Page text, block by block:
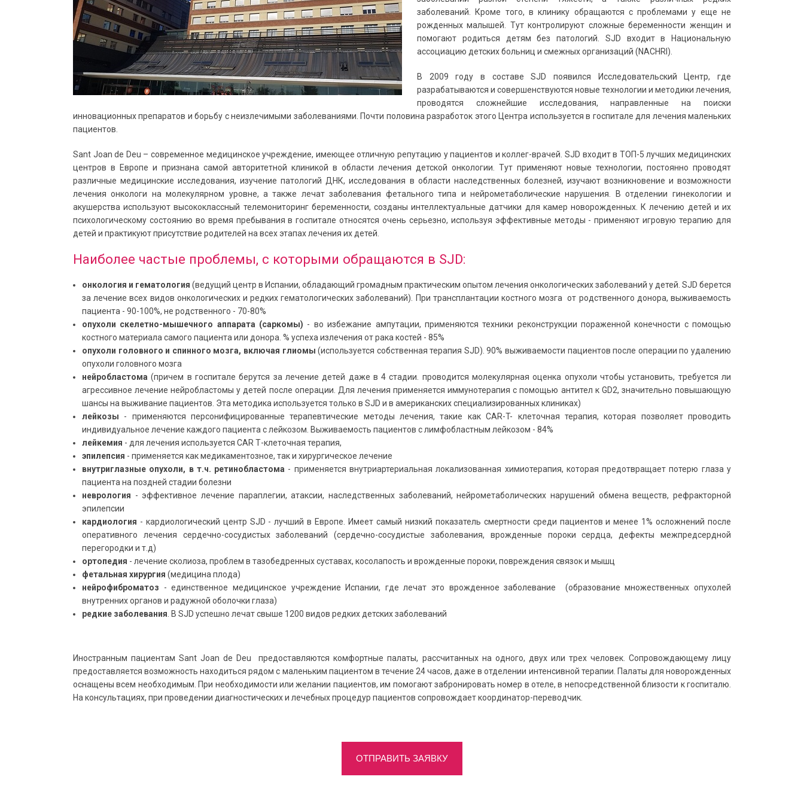
заболеваний. Кроме того, в клинику обращаются с проблемами у еще не
рожденных малышей. Тут контролируют сложные беременности женщин и
помогают родиться детям без патологий. SJD входит в Национальную
ассоциацию детских больниц и смежных организаций (NACHRI).
В 2009 году в составеSJD появился Исследовательский Центр, где
разрабатываются и совершенствуются новые технологии и методики лечения,
проводятся сложнейшие исследования, направленные на поиски
инновационныхпрепаратов и борьбу снеизлечимыми заболеваниями. Почти половина разработок этого Центра используется в госпитале для лечения маленьких
пациентов.
Sant Joan de Deu – современное медицинское учреждение, имеющее отличную репутацию у пациентов и коллег-врачей.SJD входит в ТОП-5 лучших медицинских
центров в Европе и признана самой авторитетной клиникой в области лечения детской онкологии . Тут применяют новые технологии, постоянно проводят
различные медицинские исследования, изучение патологий ДНК, исследования в области наследственных болезней, изучают возникновение ивозможности
лечения онкологи на молекулярном уровне, а также лечат заболевания фетального типа и нейрометаболические нарушения.
В отделении гинекологии и
акушерстваиспользуют высококлассный телемониторинг беременности,созданы интеллектуальные датчики для камер новорожденных . К лечению детей и их
психологическому состоянию во время пребывания в госпитале относятсяочень серьезно, используя эффективные методы - применяют игровую терапию для
детей и практикуют присутствие родителей на всех этапах лечения их детей.
Наиболее частые проблемы, с которыми обращаются в SJD:
онкология и гематология (ведущий центр в Испании, обладающий громадным практическим опытом лечения онкологических заболеваний у детей. SJD берется
за лечение всех видов онкологических и редких гематологических заболеваний). При трансплантации костного мозга от родственного донора, выживаемость
пациента - 90-100%, не родственного - 70-80%
опухоли скелетно-мышечного аппарата (саркомы) - во избежание ампутации, применяются техники реконструкции пораженной конечности с помощью
костного материала самого пациента или донора. % успеха излечения от рака костей - 85%
опухоли головного и спинного мозга, включая глиомы (используется собственная терапия SJD). 90% выживаемости пациентов после операции по удалению
опухоли головного мозга
нейробластома (причем в госпитале берутся за лечение детей даже в 4 стадии. проводится молекулярная оценка опухоли чтобы установить, требуется ли
агрессивное лечение нейробластомы у детей после операции. Для лечения применяется иммунотерапия с помощью антител к GD2, значительно повышающую
шансы на выживание пациентов. Эта методика используется только в SJD и в американских специализированных клиниках)
лейкозы - применяются персонифицированные терапевтические методы лечения, такие как CAR-T- клеточная терапия, которая позволяет проводить
индивидуальное лечение каждого пациента с лейкозом. Выживаемость пациентов с лимфобластным лейкозом - 84%
лейкемия - для лечения используется CAR Т-клеточная терапия,
эпилепсия - применяется как медикаментозное, так и хирургическое лечение
внутриглазные опухоли, в т.ч. ретинобластома - применяется внутриартериальная локализованная химиотерапия, которая предотвращает потерю глаза у
пациента на поздней стадии болезни
неврология - эффективное лечение параплегии, атаксии, наследственных заболеваний, нейрометаболических нарушений обмена веществ, рефракторной
эпилепсии
кардиология - кардиологический центр SJD - лучший в Европе. Имеет самый низкий показатель смертности среди пациентов и менее 1% осложнений после
оперативного лечения сердечно-сосудистых заболеваний (сердечно-сосудистые заболевания, врожденные пороки сердца, дефекты межпредсердной
перегородки и т.д)
ортопедия - лечение сколиоза, проблем в тазобедренных суставах, косолапость и врожденные пороки, повреждения связок и мышц
фетальная хирургия (медицина плода)
нейрофиброматоз - единственное медицинское учреждение Испании, где лечат это врожденное заболевание (образование множественных опухолей
внутренних органов и радужной оболочки глаза)
редкие заболевания . В SJD успешно лечат свыше 1200 видов редких детских заболеваний
Иностранным пациентам Sant Joan de Deu предоставляются комфортные палаты, рассчитанных на одного, двух или трех человек. Сопровождающему лицу
предоставляется возможность находиться рядом с маленьким пациентом в течение 24 часов, даже в отделении интенсивной терапии. Палаты для новорожденных
оснащены всем необходимым. При необходимости или желании пациентов, им помогают забронировать номер в отеле, в непосредственной близости к госпиталю.
На консультациях, при проведении диагностических и лечебных процедур пациентов сопровождает координатор-переводчик.
ОТПРАВИТЬ ЗАЯВКУ